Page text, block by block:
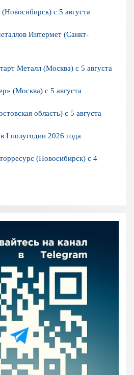
с 5 августа
Интермет (Санкт-
Металл (Москва) с 5 августа
(Москва) с 5 августа
область) с 5 августа
I полугодии 2026 года
(Новосибирск) с 4